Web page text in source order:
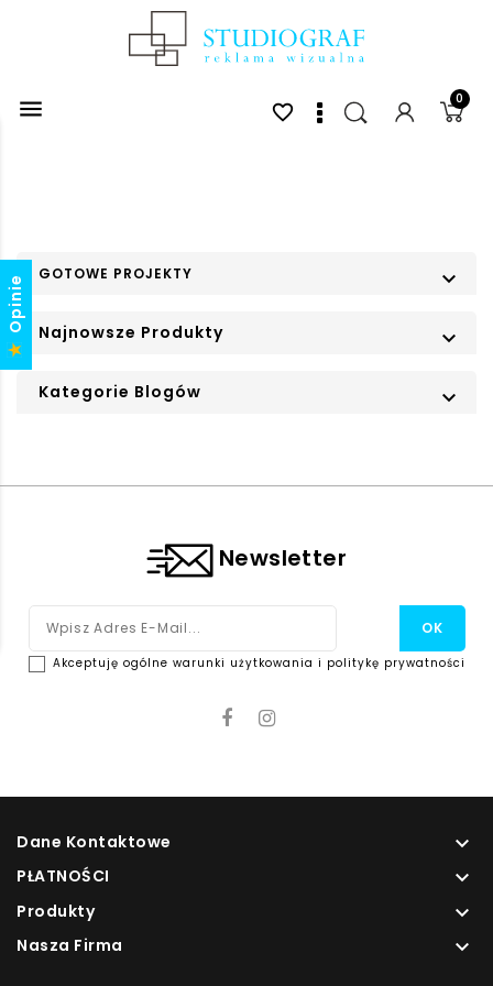
 0
favorite_border
GOTOWE PROJEKTY 
Najnowsze Produkty 
Kategorie Blogów 
Newsletter
Akceptuję ogólne warunki użytkowania i politykę prywatności
Dane Kontaktowe 
PŁATNOŚCI 
Produkty 
Nasza Firma 
Opinie